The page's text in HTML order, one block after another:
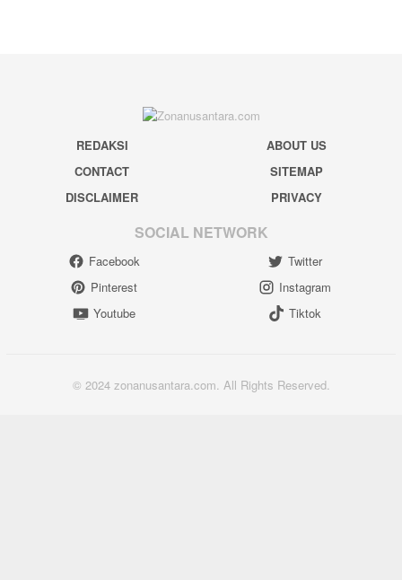
REDAKSI
ABOUT US
CONTACT
SITEMAP
DISCLAIMER
PRIVACY
SOCIAL NETWORK
Facebook
Twitter
Pinterest
Instagram
Youtube
Tiktok
© 2024 zonanusantara.com. All Rights Reserved.